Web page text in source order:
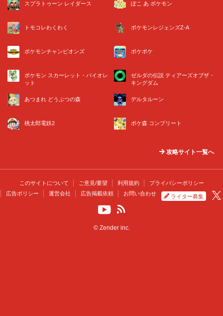
スプラトゥーン レイダース ぽこ あ ポケモン
トモコレわくわく ポケモンレジェンズZ-A
ポケモンチャンピオンズ ポケポケ
ポケモン スカーレット・バイオレ
ット
ゼルダの伝説 ティアーズオブザ・
キングダム
あつまれ どうぶつの森 デルタルーン
桃太郎電鉄2 ポケ森 コンプリート
攻略サイト一覧へ
このサイトについて ご意見/要望 利用規約
プライバシーポリシー
広告ポリシー
運営会社 広告掲載依頼 お問い合わせ ライター募集
© Zender inc.